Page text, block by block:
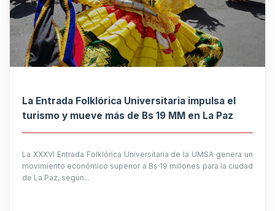
La Entrada Folklórica Universitaria impulsa el
turismo y mueve más de Bs 19 MM en La Paz
La XXXVI Entrada Folklórica Universitaria de la UMSA genera un
movimiento económico superior a Bs 19 millones para la ciudad
de La Paz, según...